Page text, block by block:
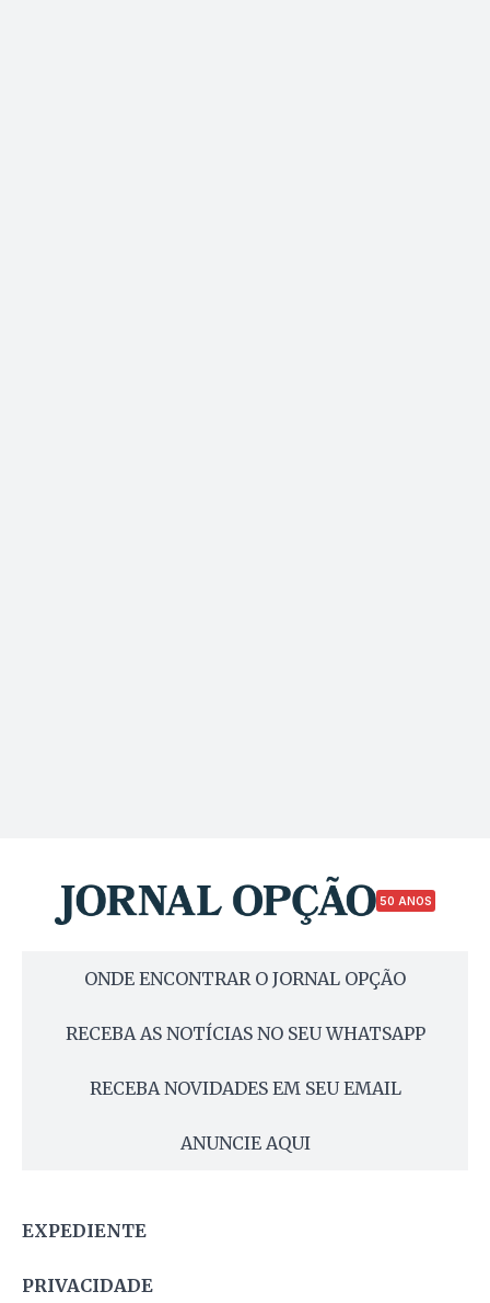
50 ANOS
ONDE ENCONTRAR O JORNAL OPÇÃO
RECEBA AS NOTÍCIAS NO SEU WHATSAPP
RECEBA NOVIDADES EM SEU EMAIL
ANUNCIE AQUI
EXPEDIENTE
PRIVACIDADE